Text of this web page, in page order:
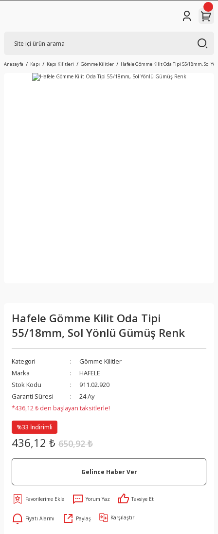
Anasayfa Kapı Kapı Kilitleri Gömme Kilitler Hafele Gömme Kilit Oda Tipi 55/18mm, Sol
Hafele Gömme Kilit Oda Tipi
55/18mm, Sol Yönlü Gümüş Renk
Kategori
Gömme Kilitler
Marka
HAFELE
Stok Kodu
911.02.920
Garanti Süresi
24 Ay
*436,12 ₺ den başlayan taksitlerle!
%33 İndirimli
436,12 ₺ 650,92 ₺
Gelince Haber Ver
Yorum Yaz Tavsiye Et
Fiyatı Alarmı Paylaş Karşılaştır